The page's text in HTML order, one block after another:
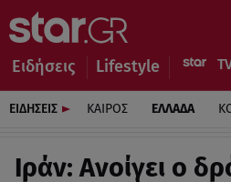
Ειδήσεις Lifestyle
ΕΙΔΗΣΕΙΣ ΚΑΙΡΟΣ ΕΛΛΑΔΑ
Ιράν: Ανοίγει ο